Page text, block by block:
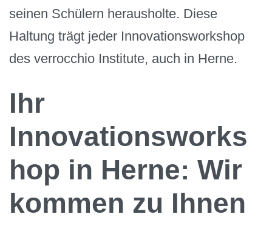
seinen Schülern herausholte. Diese
Haltung trägt jeder Innovationsworkshop
des verrocchio Institute, auch in Herne.
Ihr
Innovationsworks
hop in Herne: Wir
kommen zu Ihnen